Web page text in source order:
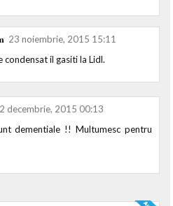
23 noiembrie, 2015 15:11
condensat il gasiti la Lidl.
decembrie, 2015 00:13
dementiale !! Multumesc pentru